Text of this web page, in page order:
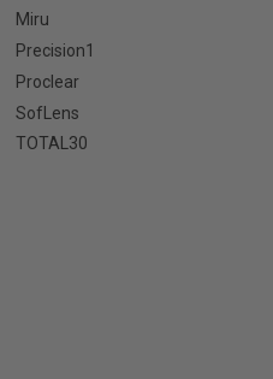
Miru
Precision1
Proclear
SofLens
TOTAL30